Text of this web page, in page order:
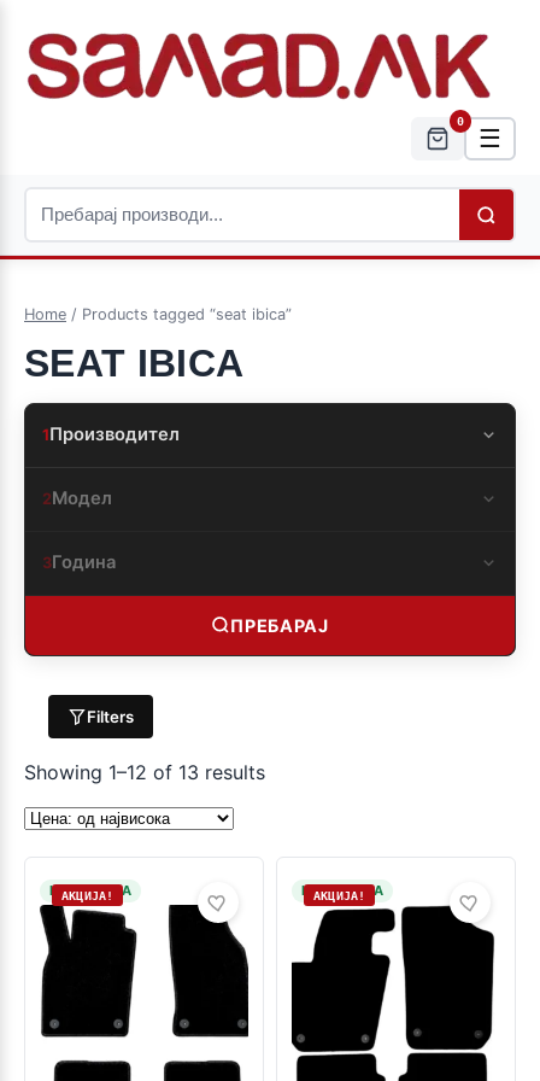
0
☰
Home / Products tagged “seat ibica”
SEAT IBICA
1Производител
2Модел
3Година
ПРЕБАРАЈ
Filters
Showing 1–12 of 13 results
НА ЗАЛИХА
АКЦИЈА! НА ЗАЛИХА
АКЦИЈА!